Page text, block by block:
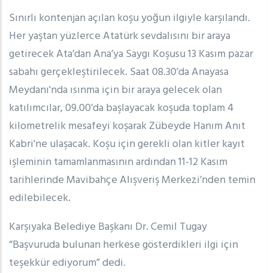
Sınırlı kontenjan açılan koşu yoğun ilgiyle karşılandı.
Her yaştan yüzlerce Atatürk sevdalısını bir araya
getirecek Ata’dan Ana’ya Saygı Koşusu 13 Kasım pazar
sabahı gerçekleştirilecek. Saat 08.30’da Anayasa
Meydanı'nda ısınma için bir araya gelecek olan
katılımcılar, 09.00’da başlayacak koşuda toplam 4
kilometrelik mesafeyi koşarak Zübeyde Hanım Anıt
Kabri'ne ulaşacak. Koşu için gerekli olan kitler kayıt
işleminin tamamlanmasının ardından 11-12 Kasım
tarihlerinde Mavibahçe Alışveriş Merkezi’nden temin
edilebilecek.
Karşıyaka Belediye Başkanı Dr. Cemil Tugay
“Başvuruda bulunan herkese gösterdikleri ilgi için
teşekkür ediyorum” dedi.